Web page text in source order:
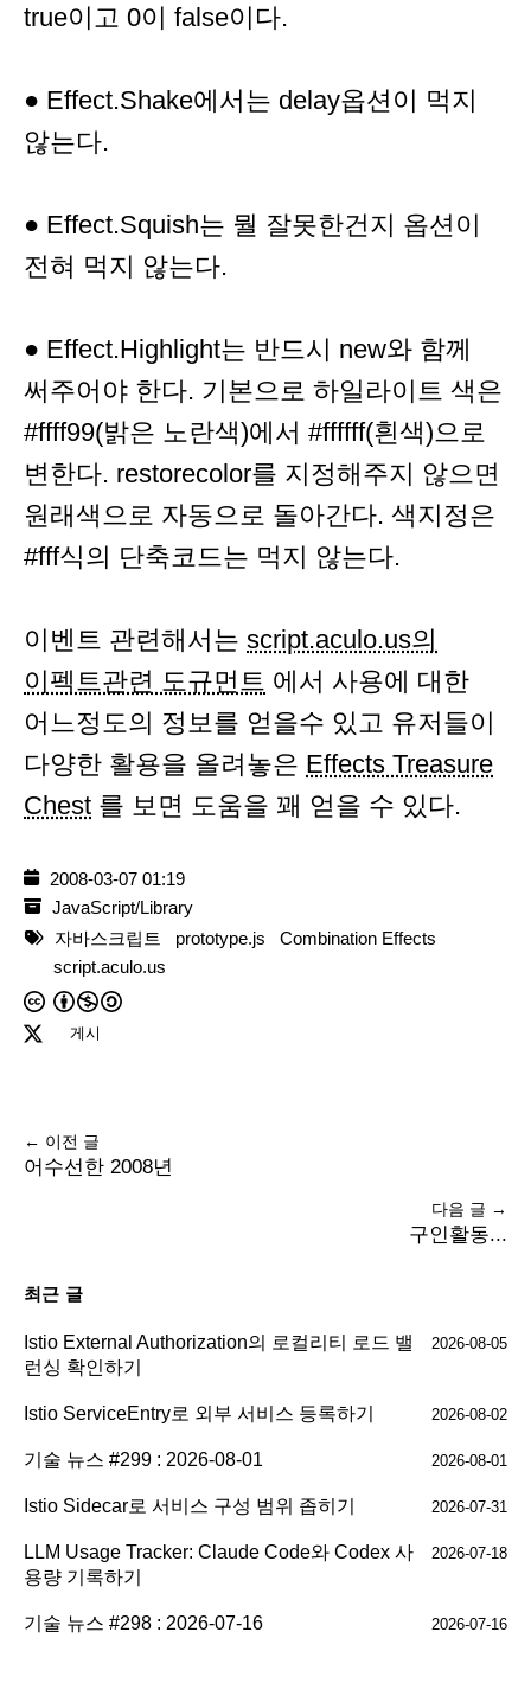
true이고 0이 false이다.
● Effect.Shake에서는 delay옵션이 먹지
않는다.
● Effect.Squish는 뭘 잘못한건지 옵션이
전혀 먹지 않는다.
● Effect.Highlight는 반드시 new와 함께
써주어야 한다. 기본으로 하일라이트 색은
#ffff99(밝은 노란색)에서 #ffffff(흰색)으로
변한다. restorecolor를 지정해주지 않으면
원래색으로 자동으로 돌아간다. 색지정은
#fff식의 단축코드는 먹지 않는다.
이벤트 관련해서는 script.aculo.us의
이펙트관련 도규먼트 에서 사용에 대한
어느정도의 정보를 얻을수 있고 유저들이
다양한 활용을 올려놓은 Effects Treasure
Chest 를 보면 도움을 꽤 얻을 수 있다.
2008-03-07 01:19
JavaScript/Library
자바스크립트
prototype.js
Combination Effects
script.aculo.us
게시
← 이전 글
어수선한 2008년
다음 글 →
구인활동...
최근 글
Istio External Authorization의 로컬리티 로드 밸
런싱 확인하기
2026-08-05
Istio ServiceEntry로 외부 서비스 등록하기 2026-08-02
기술 뉴스 #299 : 2026-08-01 2026-08-01
Istio Sidecar로 서비스 구성 범위 좁히기 2026-07-31
LLM Usage Tracker: Claude Code와 Codex 사
용량 기록하기
2026-07-18
기술 뉴스 #298 : 2026-07-16 2026-07-16